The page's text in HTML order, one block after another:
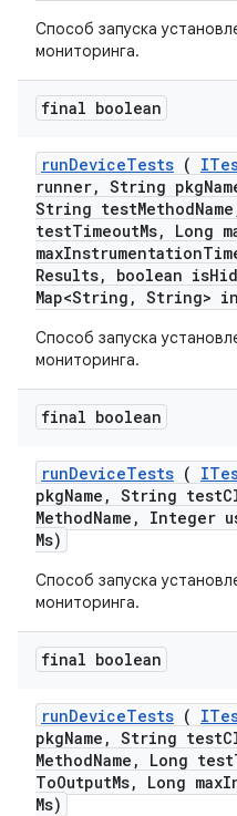
Способ запуска
мониторинга.
final boolean
runDeviceTests (
runner, String pkg
String testMethodName
testTimeoutMs, Long
maxInstrumentation
Results, boolean is
Map<String , String>
Способ запуска
мониторинга.
final boolean
runDeviceTests (
pkgName , String test
MethodName , Integer
Ms)
Способ запуска
мониторинга.
final boolean
runDeviceTests (
pkgName , String test
MethodName , Long test
ToOutputMs, Long max
Ms)